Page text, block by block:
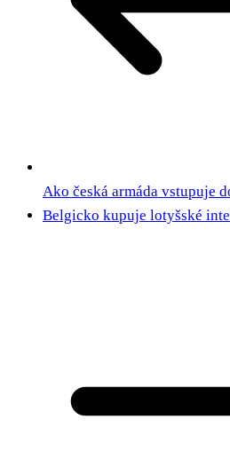
Ako česká armáda vstupuje
Belgicko kupuje lotyšské